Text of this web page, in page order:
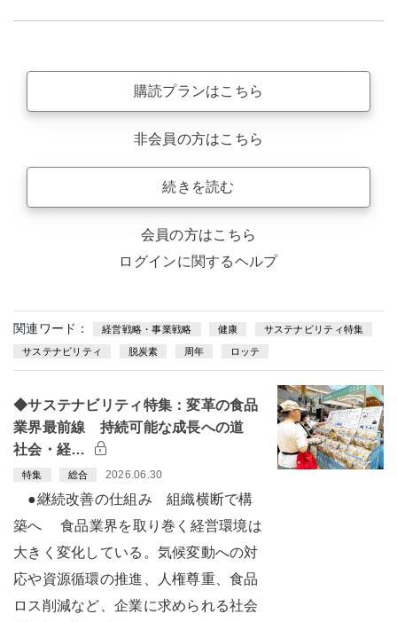
購読プランはこちら
非会員の方はこちら
続きを読む
会員の方はこちら
ログインに関するヘルプ
関連ワード： 経営戦略・事業戦略 健康 サステナビリティ特集
サステナビリティ 脱炭素 周年 ロッテ
◆サステナビリティ特集：変革の食品
業界最前線 持続可能な成長への道
社会・経…
特集 総合 2026.06.30
●継続改善の仕組み 組織横断で構
築へ 食品業界を取り巻く経営環境は
大きく変化している。気候変動への対
応や資源循環の推進、人権尊重、食品
ロス削減など、企業に求められる社会